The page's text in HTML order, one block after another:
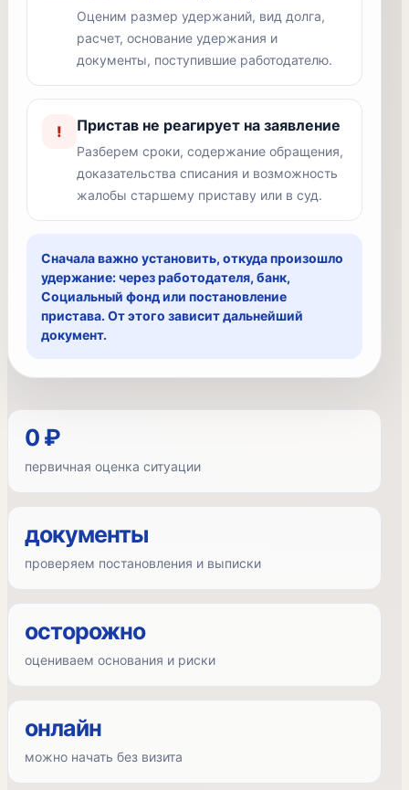
Оценим размер удержаний, вид долга,
расчет, основание удержания и
документы, поступившие работодателю.
! Пристав не реагирует на заявление
Разберем сроки, содержание обращения,
доказательства списания и возможность
жалобы старшему приставу или в суд.
Сначала важно установить, откуда произошло
удержание: через работодателя, банк,
Социальный фонд или постановление
пристава. От этого зависит дальнейший
документ.
0 ₽
первичная оценка ситуации
документы
проверяем постановления и выписки
осторожно
оцениваем основания и риски
онлайн
можно начать без визита